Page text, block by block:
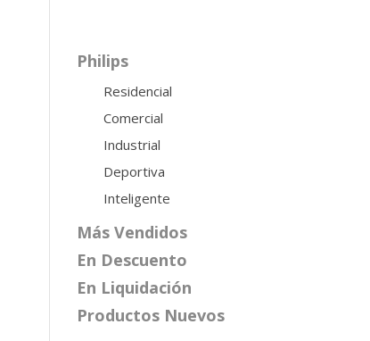
Philips
Residencial
Comercial
Industrial
Deportiva
Inteligente
Más Vendidos
En Descuento
En Liquidación
Productos Nuevos